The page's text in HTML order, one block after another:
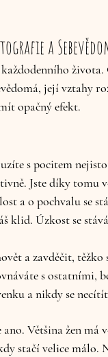
a
její vztahy
opačný efekt.
s pocitem
Jste díky tomu
a o pochvalu se
klid. Úzkost se
a zavděčit,
s
a nikdy se
Většina žen
stačí velice málo.